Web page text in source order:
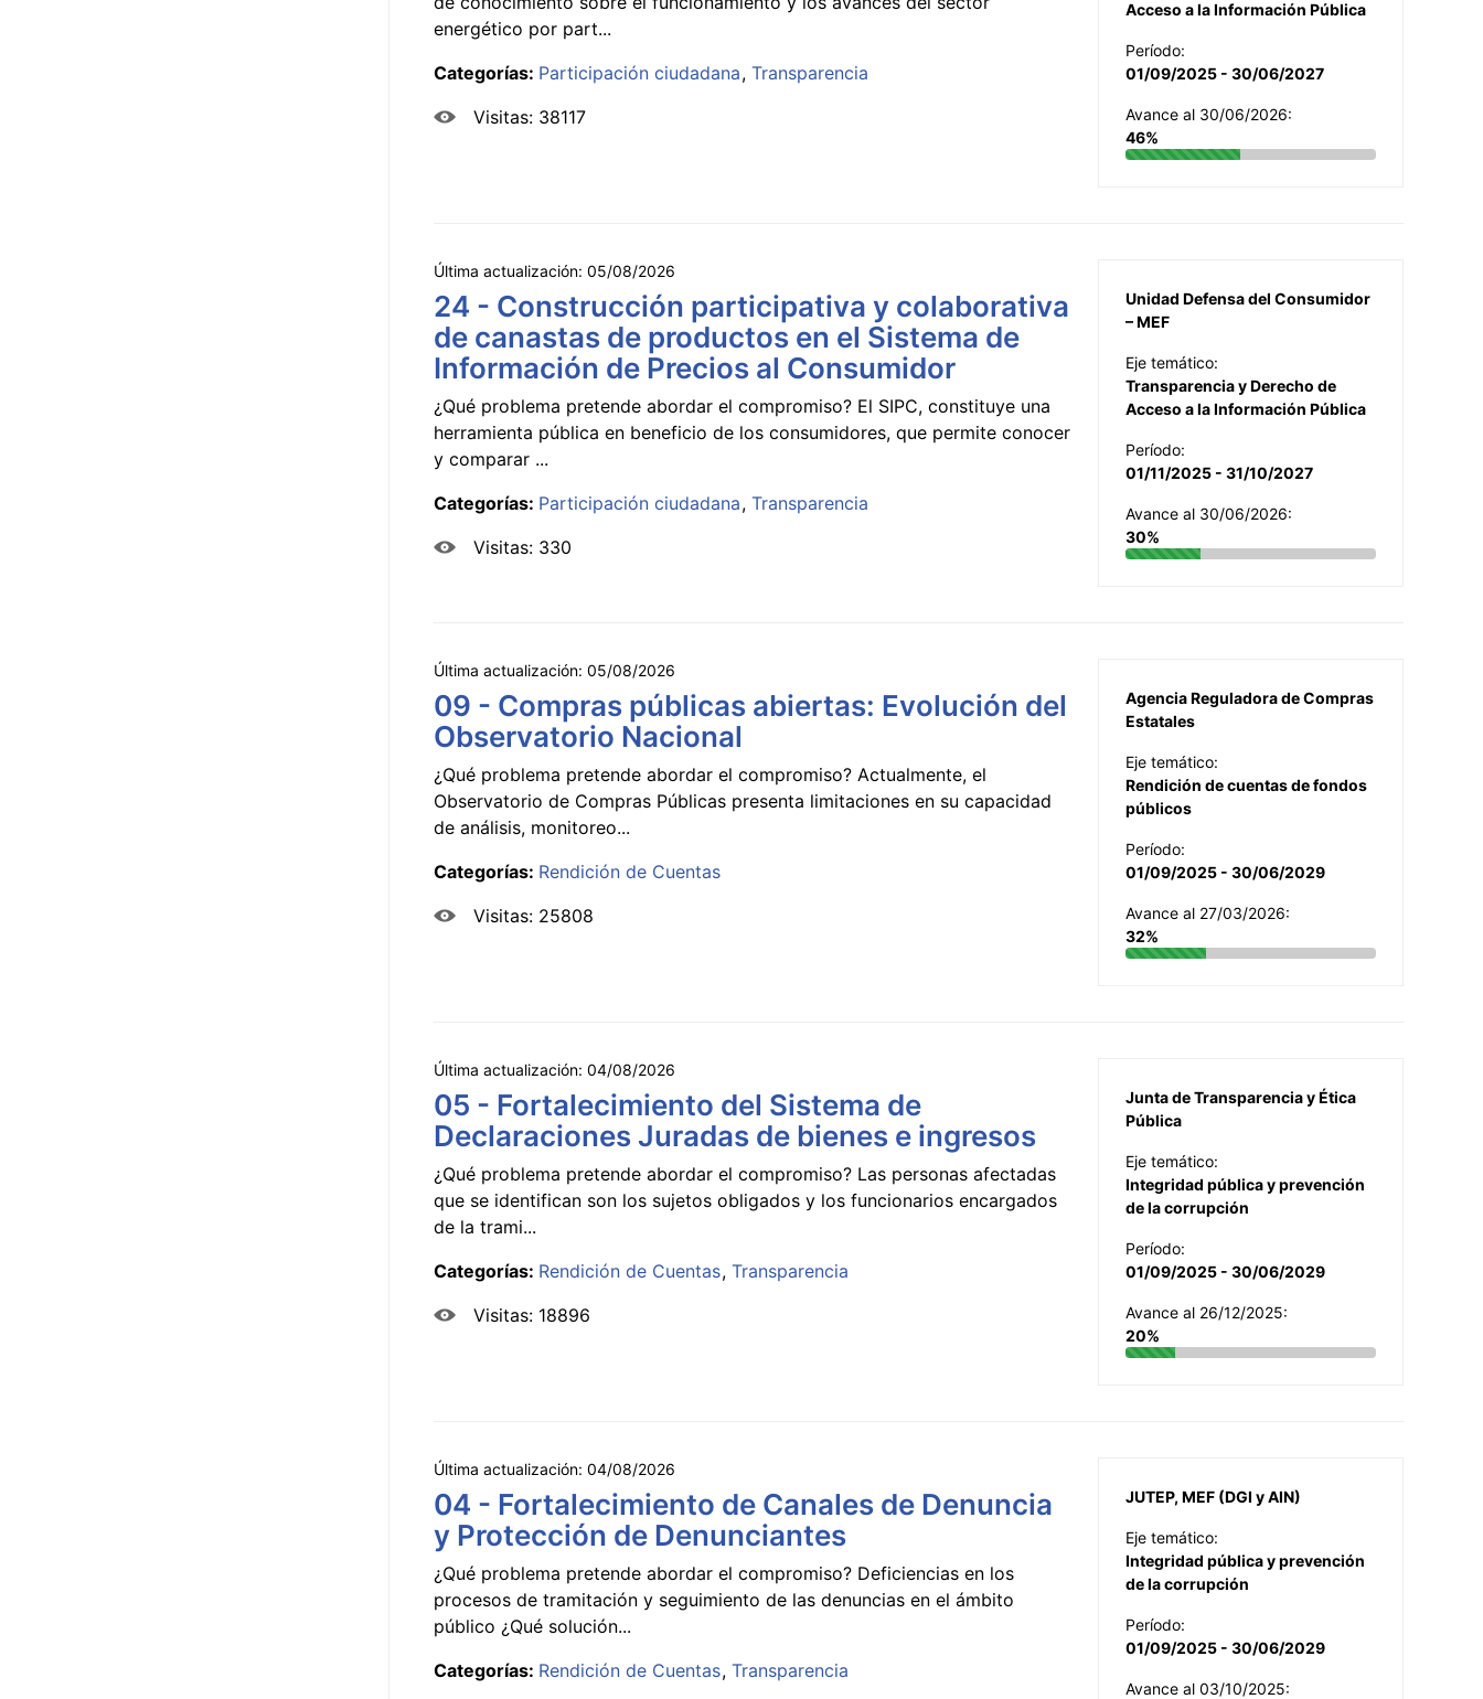
energético por part...
Categorías: Participación ciudadana Transparencia
Visitas: 38117
Acceso a la Información Pública
Período:
01/09/2025 - 30/06/2027
Avance al 30/06/2026:
46%
Última actualización: 05/08/2026
24 - Construcción participativa y colaborativa
de canastas de productos en el Sistema de
Información de Precios al Consumidor
¿Qué problema pretende abordar el compromiso? El SIPC, constituye una
herramienta pública en beneficio de los consumidores, que permite conocer
y comparar ...
Categorías: Participación ciudadana Transparencia
Visitas: 330
Unidad Defensa del Consumidor
– MEF
Eje temático:
Transparencia y Derecho de
Acceso a la Información Pública
Período:
01/11/2025 - 31/10/2027
Avance al 30/06/2026:
30%
Última actualización: 05/08/2026
09 - Compras públicas abiertas: Evolución del
Observatorio Nacional
¿Qué problema pretende abordar el compromiso? Actualmente, el
Observatorio de Compras Públicas presenta limitaciones en su capacidad
de análisis, monitoreo...
Categorías: Rendición de Cuentas
Visitas: 25808
Agencia Reguladora de Compras
Estatales
Eje temático:
Rendición de cuentas de fondos
públicos
Período:
01/09/2025 - 30/06/2029
Avance al 27/03/2026:
32%
Última actualización: 04/08/2026
05 - Fortalecimiento del Sistema de
Declaraciones Juradas de bienes e ingresos
¿Qué problema pretende abordar el compromiso? Las personas afectadas
que se identifican son los sujetos obligados y los funcionarios encargados
de la trami...
Categorías: Rendición de Cuentas Transparencia
Visitas: 18896
Junta de Transparencia y Ética
Pública
Eje temático:
Integridad pública y prevención
de la corrupción
Período:
01/09/2025 - 30/06/2029
Avance al 26/12/2025:
20%
Última actualización: 04/08/2026
04 - Fortalecimiento de Canales de Denuncia
y Protección de Denunciantes
¿Qué problema pretende abordar el compromiso? Deficiencias en los
procesos de tramitación y seguimiento de las denuncias en el ámbito
público ¿Qué solución...
Categorías: Rendición de Cuentas Transparencia
JUTEP, MEF (DGI y AIN)
Eje temático:
Integridad pública y prevención
de la corrupción
Período:
01/09/2025 - 30/06/2029
Avance al 03/10/2025: